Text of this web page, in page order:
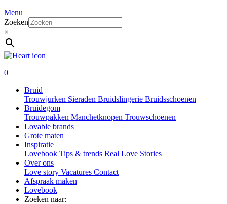
Menu
Zoeken
×
0
Bruid
Trouwjurken Sieraden Bruidslingerie Bruidsschoenen
Bruidegom
Trouwpakken Manchetknopen Trouwschoenen
Lovable brands
Grote maten
Inspiratie
Lovebook Tips & trends Real Love Stories
Over ons
Love story Vacatures Contact
Afspraak maken
Lovebook
Zoeken naar: